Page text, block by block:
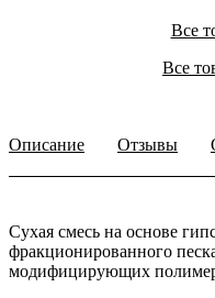
Все
Все
Описание Отзывы
Сухая смесь на основе
фракционированного
модифицирующих